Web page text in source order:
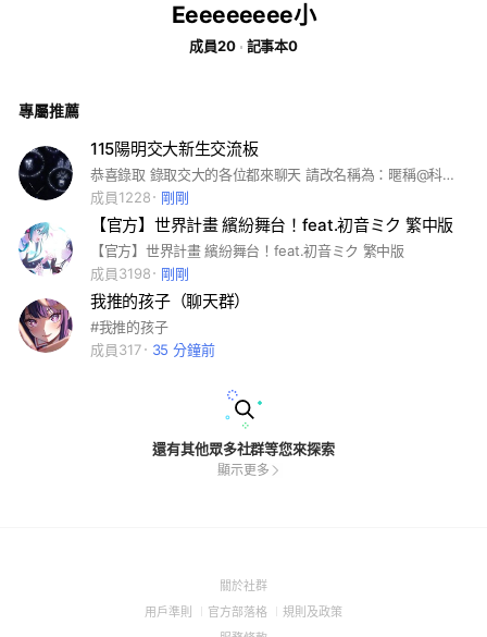
Eeeeeeeee小
成員20 記事本0
專屬推薦
115陽明交大新生交流板
恭喜錄取 錄取交大的各位都來聊天 請改名稱為：暱稱@科系 也歡迎學長姊們進群呀 讓新生們更了解交大 #陽明交通大學#交大#陽交大#NYCU#115#特選#繁星#個申#分科
成員1228
剛剛
【官方】世界計畫 繽紛舞台！feat.初音ミク 繁中版
【官方】世界計畫 繽紛舞台！feat.初音ミク 繁中版
成員3198
剛剛
我推的孩子（聊天群）
#我推的孩子
成員317
35 分鐘前
還有其他眾多社群等您來探索
顯示更多
關於社群(Open
用戶準則
(Open
官方部落格
(Open
規則及政策(Open